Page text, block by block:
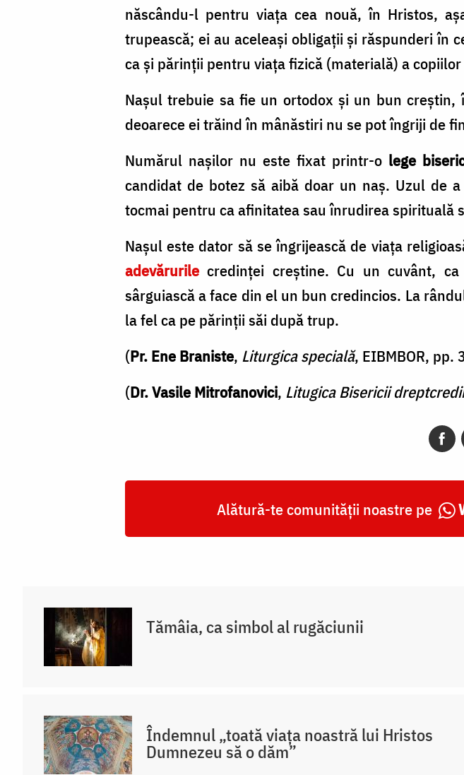
născându-l pentru viața cea nouă, în Hristos,
trupească; ei au aceleași obligații și răspunderi în
ca și părinții pentru viața fizică (materială) a copiilor
Nașul trebuie sa fie un ortodox și un bun
deoarece ei trăind în mânăstiri nu se pot îngriji de
Numărul nașilor nu este fixat printr-o lege
candidat de botez să aibă doar un naș. Uzul de
tocmai pentru ca afinitatea sau înrudirea spirituală
Nașul este dator să se îngrijească de viața
adevărurile credinței creștine. Cu un cuvânt,
sârguiască a face din el un bun credincios. La
la fel ca pe părinții săi după trup.
(Pr. Ene Braniste, Liturgica specială, EIBMBOR, pp.
(Dr. Vasile Mitrofanovici, Litugica Bisericii
Alătură-te comunității noastre pe
Tămâia, ca simbol al rugăciunii
Îndemnul „toată viața noastră lui Hristos
Dumnezeu să o dăm”